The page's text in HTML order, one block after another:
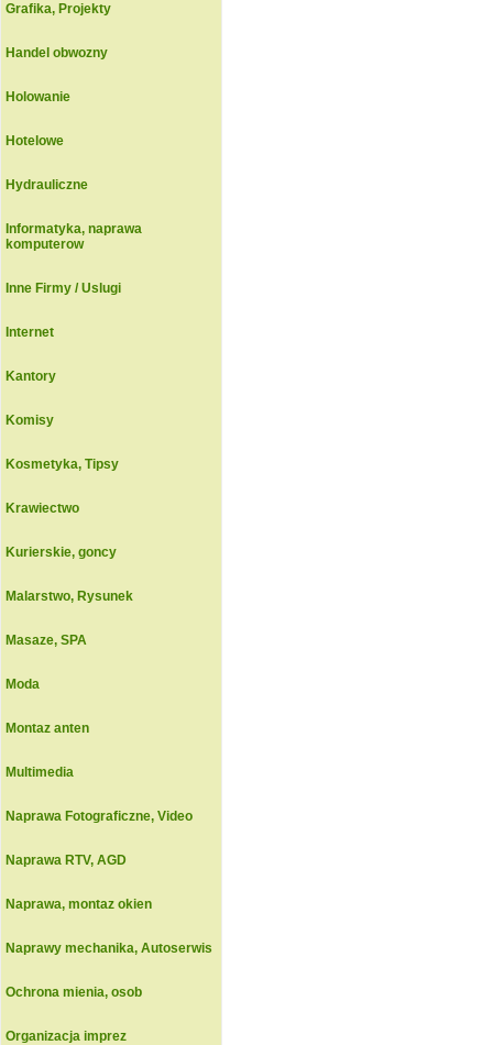
Grafika, Projekty
Handel obwozny
Holowanie
Hotelowe
Hydrauliczne
Informatyka, naprawa
komputerow
Inne Firmy / Uslugi
Internet
Kantory
Komisy
Kosmetyka, Tipsy
Krawiectwo
Kurierskie, goncy
Malarstwo, Rysunek
Masaze, SPA
Moda
Montaz anten
Multimedia
Naprawa Fotograficzne, Video
Naprawa RTV, AGD
Naprawa, montaz okien
Naprawy mechanika, Autoserwis
Ochrona mienia, osob
Organizacja imprez